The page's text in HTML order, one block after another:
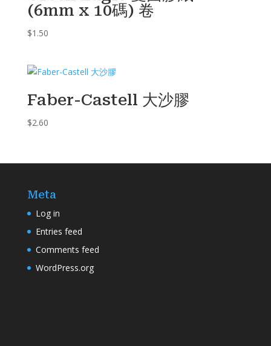
(6mm x 10碼) 卷
$1.50
Faber-Castell 大沙膠
$2.60
Meta
Log in
Entries feed
Comments feed
WordPress.org